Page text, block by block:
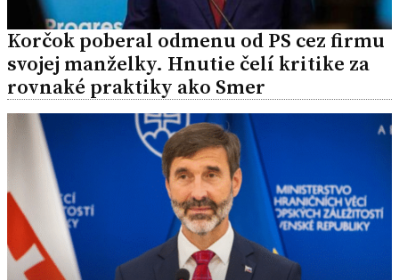
Korčok poberal odmenu od PS cez firmu
svojej manželky. Hnutie čelí kritike za
rovnaké praktiky ako Smer